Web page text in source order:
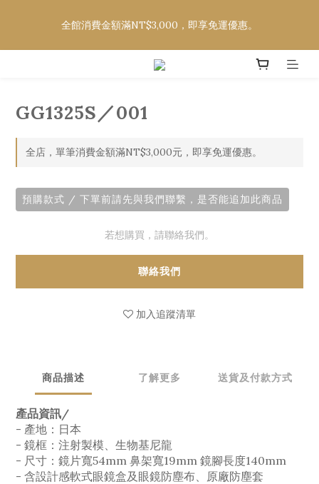
群平台詢問款式及價格
全館消費金額滿NT$3,000，即享免運優惠。
欲購買CELINE、DIOR、FENDI、LOEWE、MOSCOT，請至社
GG1325S／001
全店，單筆消費金額滿NT$3,000元，即享免運優惠。
預購款式 / 下單前請先與我們聯繫，是否能追加此商品
若想購買，請聯絡我們。
聯絡我們
加入追蹤清單
商品描述 了解更多 送貨及付款方式
產品資訊/
- 產地：日本
- 鏡框：注射製模、生物基尼龍
- 尺寸：鏡片寬54mm 鼻架寬19mm 鏡腳長度140mm
- 含設計感軟式眼鏡盒及眼鏡防塵布、原廠防塵套